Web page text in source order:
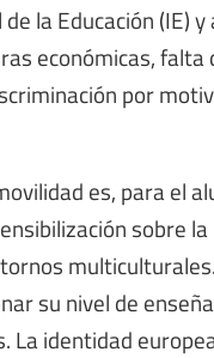
la Educación (IE)
económicas,
por
es, para el
sobre
su nivel de
La identidad